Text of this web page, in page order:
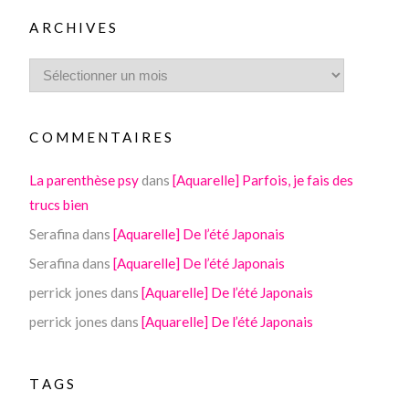
ARCHIVES
COMMENTAIRES
La parenthèse psydans[Aquarelle] Parfois, je fais des
trucs bien
Serafina dans[Aquarelle] De l’été Japonais
Serafina dans[Aquarelle] De l’été Japonais
perrick jones dans[Aquarelle] De l’été Japonais
perrick jones dans[Aquarelle] De l’été Japonais
TAGS